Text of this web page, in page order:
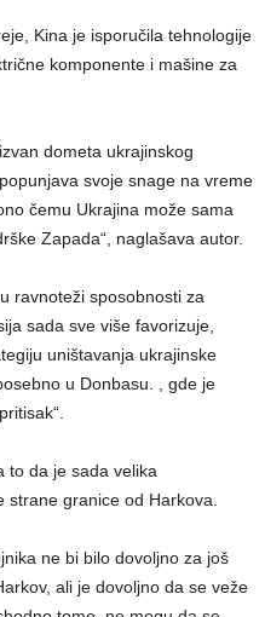
Kina je isporučila tehnologije
komponente i mašine za
dometa ukrajinskog
svoje snage na vreme
čemu Ukrajina može sama
Zapada“, naglašava autor.
ravnoteži sposobnosti za
sada sve više favorizuje,
uništavanja ukrajinske
u Donbasu. , gde je
to da je sada velika
granice od Harkova.
ne bi bilo dovoljno za još
ali je dovoljno da se veže